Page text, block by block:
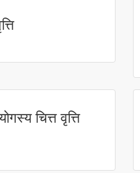
चित्त वृत्ति